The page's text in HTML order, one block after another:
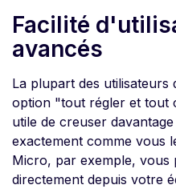
Facilité
avancés
La plupart des
option "tout régler et tout
utile de creuser
exactement comme vous
Micro, par exemple, vous
directement depuis votre